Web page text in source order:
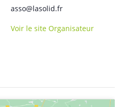
asso@lasolid.fr
Voir le site Organisateur